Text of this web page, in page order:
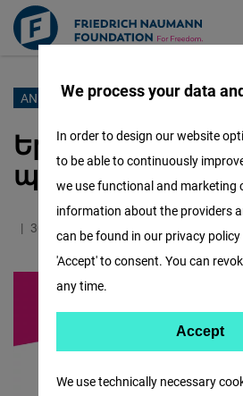
Skip
main
content
ANNOUNCEMENT
Երևանում
պատկերելու
30.08.2021 0.9 Minutes
We process your data
We use technically necessary
In order to design our website
to be able to continuously
we use functional and marketing
information about the providers
can be found in our privacy
'Accept' to consent. You can
any time.
Accept